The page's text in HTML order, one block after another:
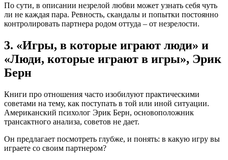
По сути, в описании незрелой любви может узнать себя чуть
ли не каждая пара. Ревность, скандалы и попытки постоянно
контролировать партнера родом оттуда – от незрелости.
3. «Игры, в которые играют люди» и
«Люди, которые играют в игры», Эрик
Берн
Книги про отношения часто изобилуют практическими
советами на тему, как поступать в той или иной ситуации.
Американский психолог Эрик Берн, основоположник
трансактного анализа, советов не дает.
Он предлагает посмотреть глубже, и понять: в какую игру вы
играете со своим партнером?